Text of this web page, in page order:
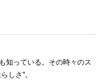
知っている。その時々のス
しさ"。